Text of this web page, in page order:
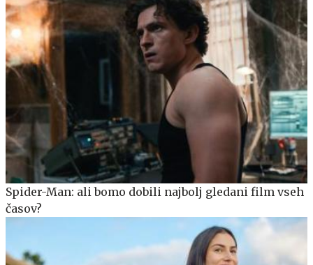
Spider-Man: ali bomo dobili najbolj gledani film vseh
časov?